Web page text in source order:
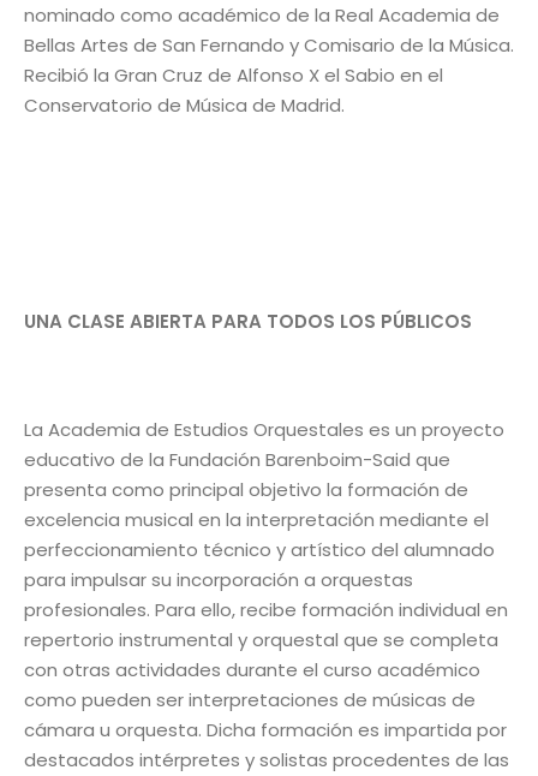
nominado como académico de la Real Academia de
Bellas Artes de San Fernando y Comisario de la Música.
Recibió la Gran Cruz de Alfonso X el Sabio en el
Conservatorio de Música de Madrid.
UNA CLASE ABIERTA PARA TODOS LOS PÚBLICOS
La Academia de Estudios Orquestales es un proyecto
educativo de la Fundación Barenboim-Said que
presenta como principal objetivo la formación de
excelencia musical en la interpretación mediante el
perfeccionamiento técnico y artístico del alumnado
para impulsar su incorporación a orquestas
profesionales. Para ello, recibe formación individual en
repertorio instrumental y orquestal que se completa
con otras actividades durante el curso académico
como pueden ser interpretaciones de músicas de
cámara u orquesta. Dicha formación es impartida por
destacados intérpretes y solistas procedentes de las